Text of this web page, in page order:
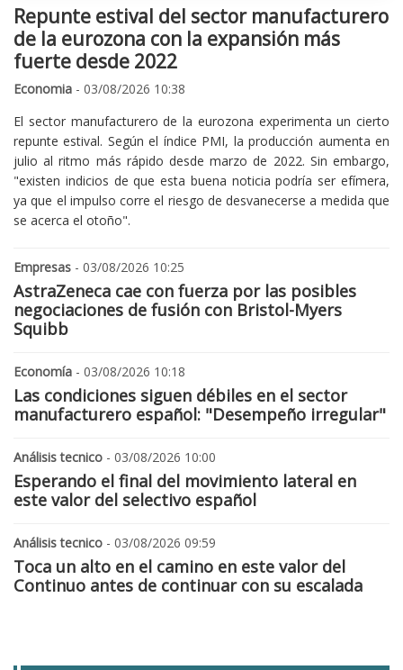
Repunte estival del sector manufacturero
de la eurozona con la expansión más
fuerte desde 2022
Economia - 03/08/2026 10:38
El sector manufacturero de la eurozona experimenta un cierto
repunte estival. Según el índice PMI, la producción aumenta en
julio al ritmo más rápido desde marzo de 2022. Sin embargo,
"existen indicios de que esta buena noticia podría ser efímera,
ya que el impulso corre el riesgo de desvanecerse a medida que
se acerca el otoño".
Empresas - 03/08/2026 10:25
AstraZeneca cae con fuerza por las posibles
negociaciones de fusión con Bristol-Myers
Squibb
Economía - 03/08/2026 10:18
Las condiciones siguen débiles en el sector
manufacturero español: "Desempeño irregular"
Análisis tecnico - 03/08/2026 10:00
Esperando el final del movimiento lateral en
este valor del selectivo español
Análisis tecnico - 03/08/2026 09:59
Toca un alto en el camino en este valor del
Continuo antes de continuar con su escalada